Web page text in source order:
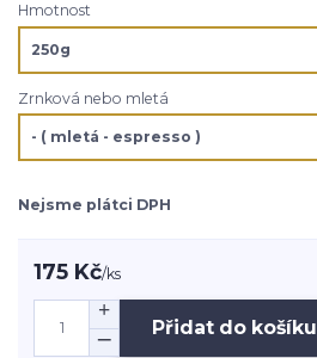
Hmotnost
Zrnková nebo mletá
Nejsme plátci DPH
175 Kč/ks
Přidat do košíku